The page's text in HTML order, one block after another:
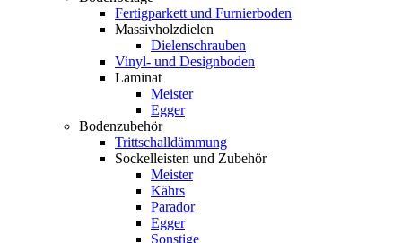
Fertigparkett und Furnierboden
Massivholzdielen
Dielenschrauben
Vinyl- und Designboden
Laminat
Meister
Egger
Bodenzubehör
Trittschalldämmung
Sockelleisten und Zubehör
Meister
Kährs
Parador
Egger
Sonstige